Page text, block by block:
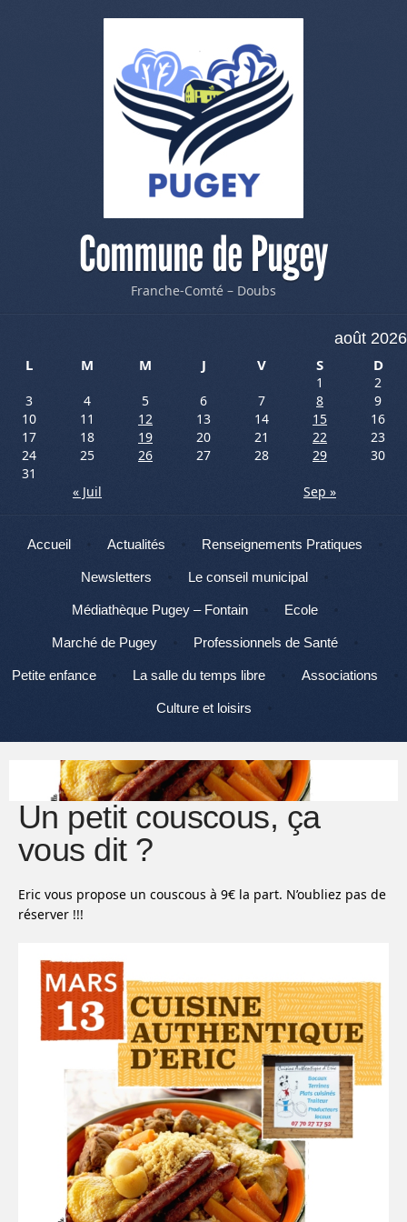
Commune de Pugey
Franche-Comté – Doubs
août 2026
L
M M J V S D
1
2
3
4 5 6 7 8
9
10
11 12 13 14 15
16
17
18 19 20 21 22
23
24
25 26 27 28 29
30
31
« Juil
Sep »
Menu
Aller au contenu
Accueil Actualités Renseignements Pratiques
Newsletters Le conseil municipal
Médiathèque Pugey – Fontain Ecole
Marché de Pugey Professionnels de Santé
Petite enfance La salle du temps libre Associations
Culture et loisirs
Un petit couscous, ça
vous dit ?
Eric vous propose un couscous à 9€ la part. N’oubliez pas de
réserver !!!